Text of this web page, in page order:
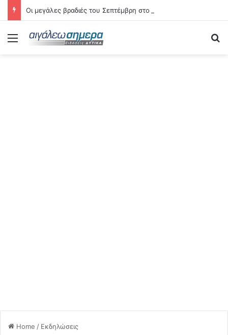
Menu
Home / Εκδηλώσεις